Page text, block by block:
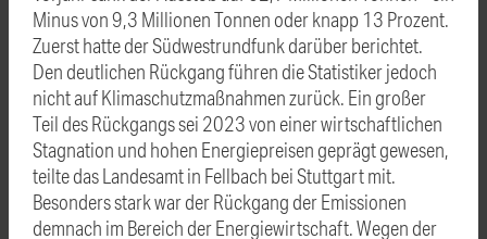
Minus von 9,3 Millionen Tonnen oder knapp 13 Prozent.
Zuerst hatte der Südwestrundfunk darüber berichtet.
Den deutlichen Rückgang führen die Statistiker jedoch
nicht auf Klimaschutzmaßnahmen zurück. Ein großer
Teil des Rückgangs sei 2023 von einer wirtschaftlichen
Stagnation und hohen Energiepreisen geprägt gewesen,
teilte das Landesamt in Fellbach bei Stuttgart mit.
Besonders stark war der Rückgang der Emissionen
demnach im Bereich der Energiewirtschaft. Wegen der